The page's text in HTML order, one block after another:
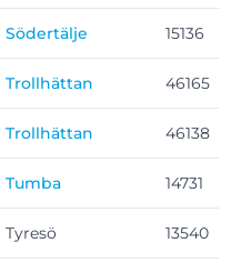
Södertälje 15136
Trollhättan 46165
Trollhättan 46138
Tumba 14731
Tyresö 13540